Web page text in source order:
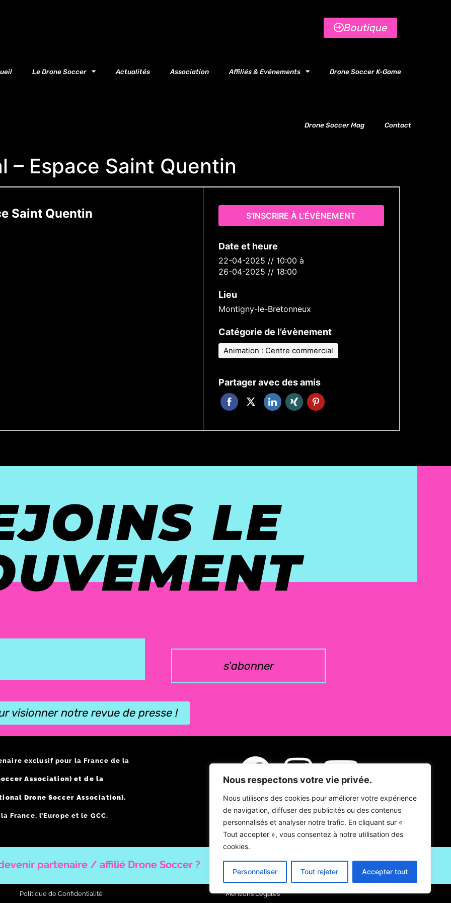
Nous respectons votre vie privée.
Nous utilisons des cookies pour améliorer votre expérience
de navigation, diffuser des publicités ou des contenus
personnalisés et analyser notre trafic. En cliquant sur «
Tout accepter », vous consentez à notre utilisation des
cookies.
Personnaliser Tout rejeter Accepter tout
Boutique
Le Drone Soccer Actualités Association Affiliés & Evénements Drone Soccer K-Game
Drone Soccer Mag Contact
– Espace Saint Quentin
Saint Quentin S’INSCRIRE À L’ÉVÈNEMENT
Date et heure
22-04-2025 // 10:00 à
26-04-2025 // 18:00
Lieu
Montigny-le-Bretonneux
Catégorie de l’évènement
Animation : Centre commercial
Partager avec des amis
LE
s'abonner
visionner notre revue de presse !
exclusif pour la France de la
Association) et de la
Drone Soccer Association).
France, l’Europe et le GCC.
partenaire / affilié Drone Soccer ?
Politique de Confidentialité Mentions Légales